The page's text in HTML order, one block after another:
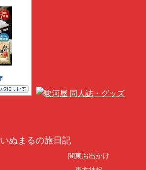
いぬまるの旅日記
関東お出かけ